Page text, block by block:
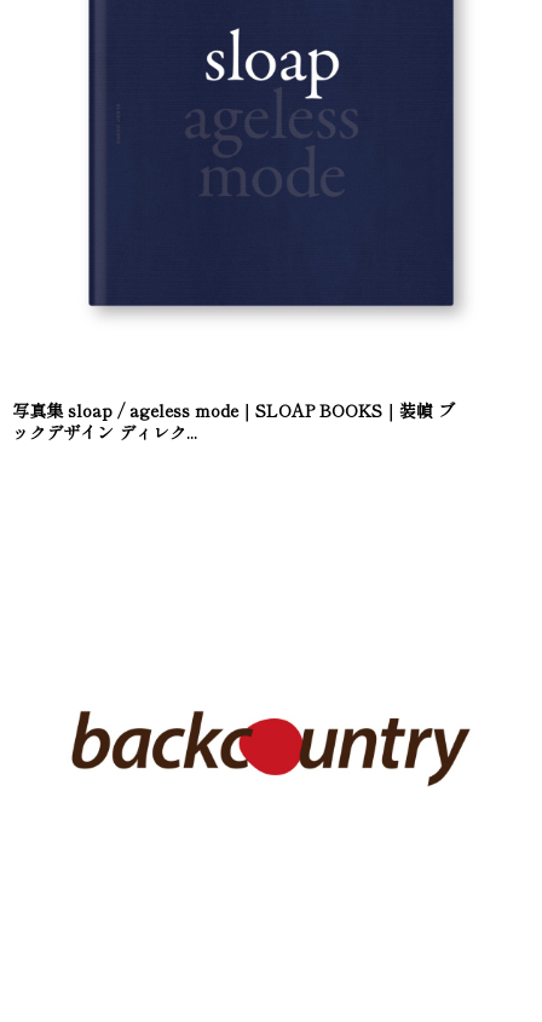
写真集 sloap / ageless mode｜SLOAP BOOKS｜装幀 ブ
ックデザイン ディレク...